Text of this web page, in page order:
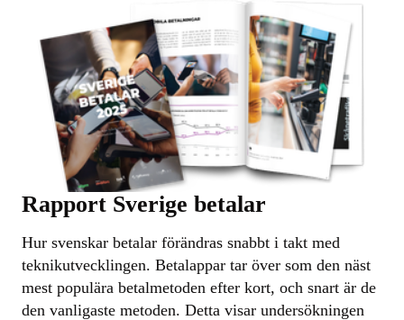
Rapport Sverige betalar
Hur svenskar betalar förändras snabbt i takt med
teknikutvecklingen. Betalappar tar över som den näst
mest populära betalmetoden efter kort, och snart är de
den vanligaste metoden. Detta visar undersökningen